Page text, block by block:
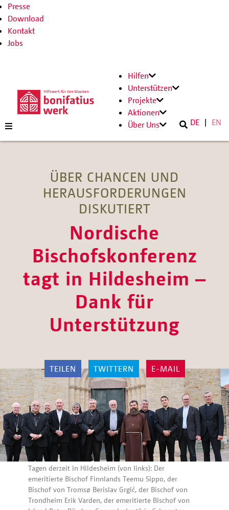
Presse
Download
Kontakt
Jobs
Hilfen
Unterstützen
Projekte
Aktionen
Über Uns
DE EN
ÜBER CHANCEN UND
HERAUSFORDERUNGEN
DISKUTIERT
Nordische
Bischofskonferenz
tagt in Hildesheim –
Dank für
Unterstützung
TEILEN TWITTERN E-MAIL
Tagen derzeit in Hildesheim (von links): Der
emeritierte Bischof Finnlands Teemu Sippo, der
Bischof von Tromsø Berislav Grgić, der Bischof von
Trondheim Erik Varden, der emeritierte Bischof von